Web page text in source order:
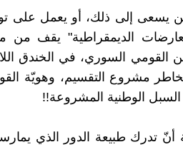
يسعى إلى ذلك، أو يعمل على
الديمقراطية" يقف من
القومي السوري، في الخندق
مشروع التقسيم، وهويّة
الوطنية المشروعة!!
أنّ تدرك طبيعة الدور الذي